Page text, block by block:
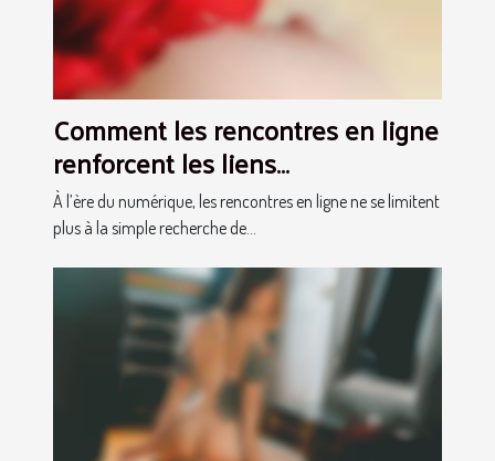
Comment les rencontres en ligne
renforcent les liens
communautaires ?
À l’ère du numérique, les rencontres en ligne ne se limitent
plus à la simple recherche de...